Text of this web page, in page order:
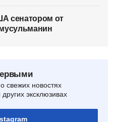
сенатором от
свежих новостях
эксклюзивах